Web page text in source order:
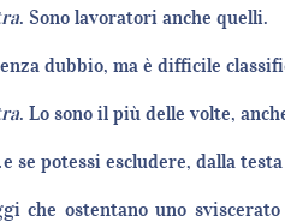
. Sono lavoratori anche quelli.
dubbio, ma è difficile
. Lo sono il più delle volte,
se potessi escludere, dalla
che ostentano uno